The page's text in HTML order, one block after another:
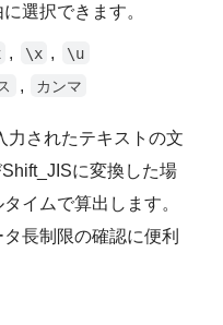
選択できます。
, \x , \u
, カンマ
力されたテキストの文
に変換した場
イムで算出します。
長制限の確認に便利